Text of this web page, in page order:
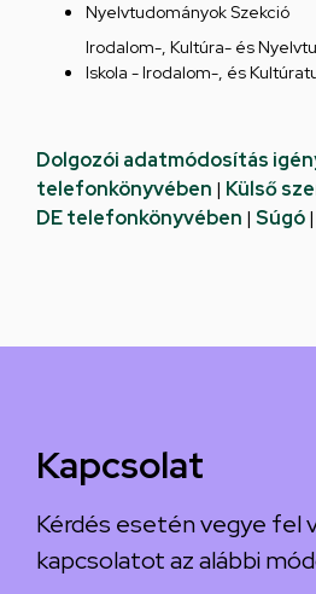
Nyelvtudományok Szekció
Irodalom-, Kultúra- és
Iskola - Irodalom-, és
Dolgozói adatmódosítás
telefonkönyvében | Külső
DE telefonkönyvében | Súgó|
Kapcsolat
Kérdés esetén vegye fel
kapcsolatot az alábbi